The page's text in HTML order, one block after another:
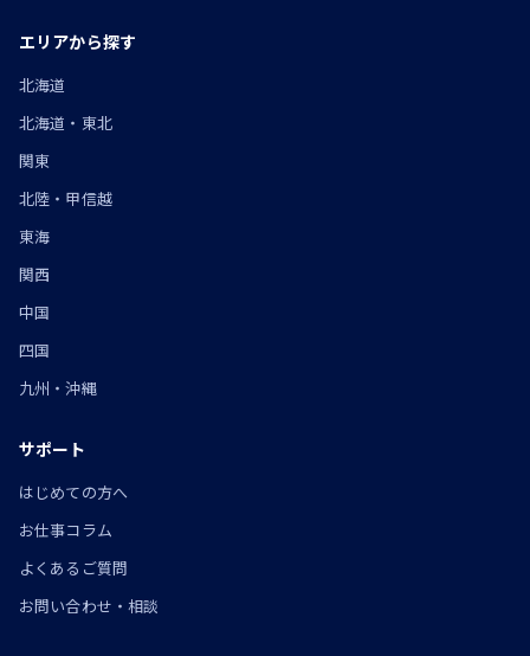
エリアから探す
北海道
北海道・東北
関東
北陸・甲信越
東海
関西
中国
四国
九州・沖縄
サポート
はじめての方へ
お仕事コラム
よくあるご質問
お問い合わせ・相談